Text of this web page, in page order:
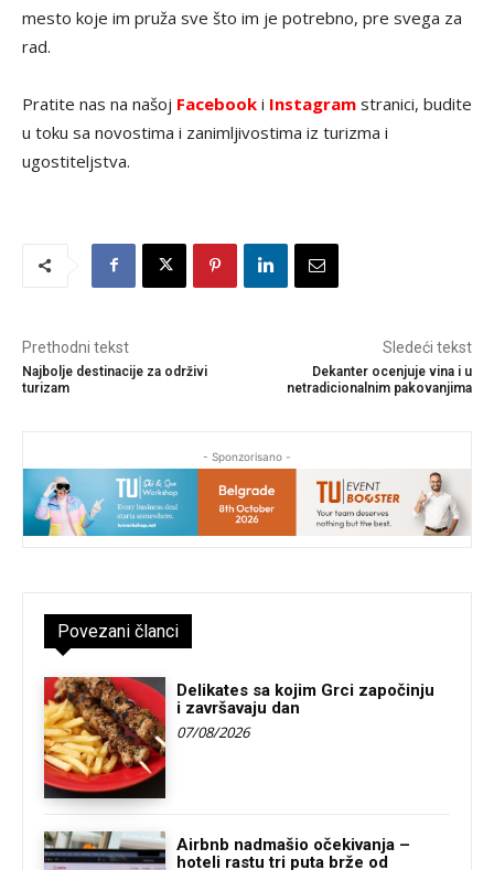
mesto koje im pruža sve što im je potrebno, pre svega za
rad.
Pratite nas na našoj Facebook i Instagram stranici, budite
u toku sa novostima i zanimljivostima iz turizma i
ugostiteljstva.
Prethodni tekst
Najbolje destinacije za održivi
turizam
Sledeći tekst
Dekanter ocenjuje vina i u
netradicionalnim pakovanjima
- Sponzorisano -
Povezani članci
Delikates sa kojim Grci započinju
i završavaju dan
07/08/2026
Airbnb nadmašio očekivanja –
hoteli rastu tri puta brže od